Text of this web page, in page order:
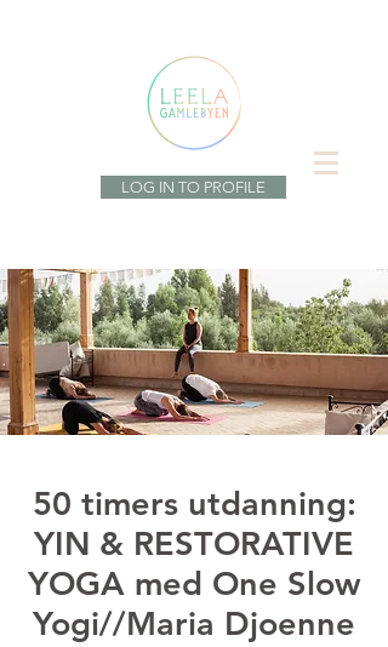
LOG IN TO PROFILE
50 timers utdanning:
YIN & RESTORATIVE
YOGA med One Slow
Yogi//Maria Djoenne